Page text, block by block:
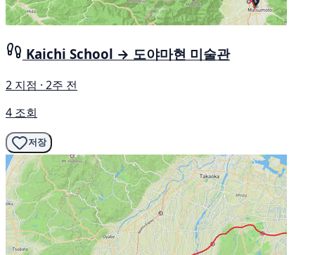
Kaichi School → 도야마현 미술관
2 지점 · 2주 전
4 조회
저장